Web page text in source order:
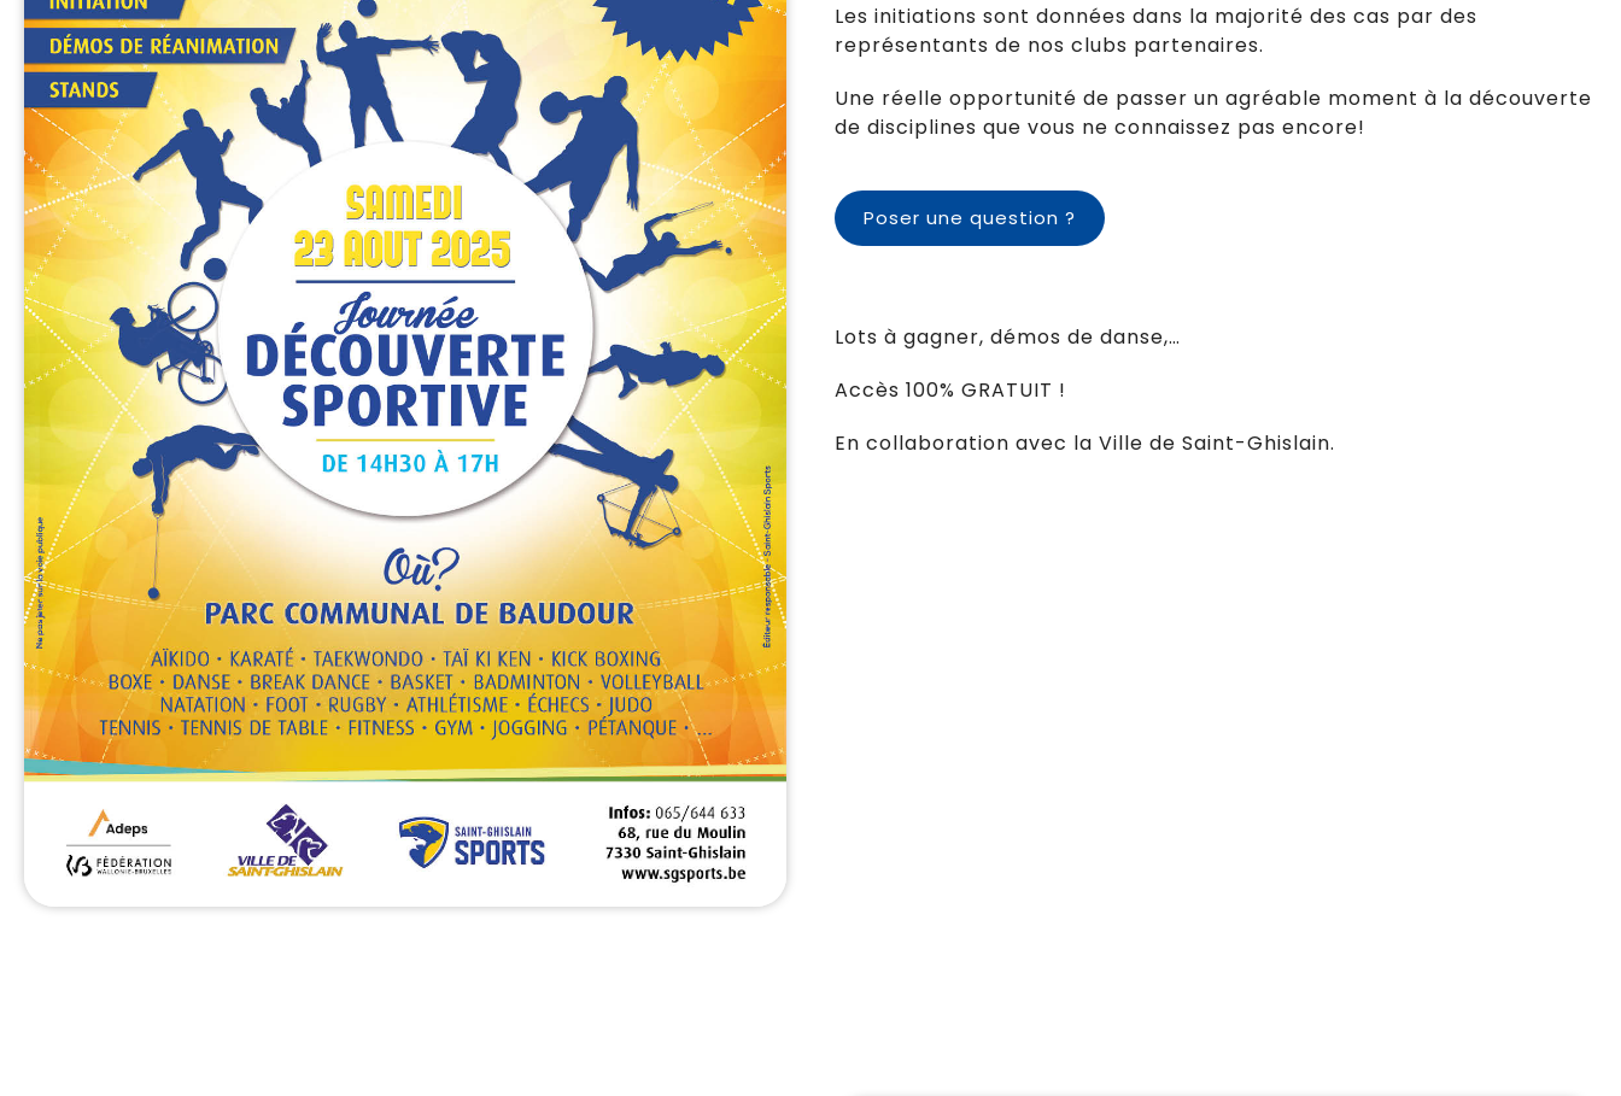
Les initiations sont données dans la majorité des cas par des
représentants de nos clubs partenaires.
Une réelle opportunité de passer un agréable moment à la découverte
de disciplines que vous ne connaissez pas encore!
Poser une question ?
Lots à gagner, démos de danse,…
Accès 100% GRATUIT !
En collaboration avec la Ville de Saint-Ghislain.